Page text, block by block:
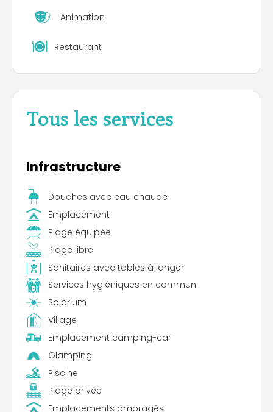
Animation
Restaurant
Tous les services
Infrastructure
Douches avec eau chaude
Emplacement
Plage équipée
Plage libre
Sanitaires avec tables à langer
Services hygiéniques en commun
Solarium
Village
Emplacement camping-car
Glamping
Piscine
Plage privée
Emplacements ombragés